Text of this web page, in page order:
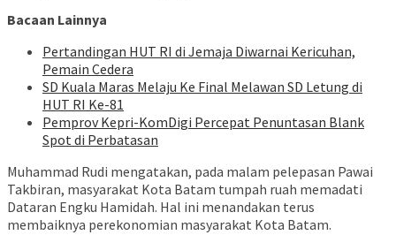
Bacaan Lainnya
Pertandingan HUT RI di Jemaja Diwarnai Kericuhan,
Pemain Cedera
SD Kuala Maras Melaju Ke Final Melawan SD Letung di
HUT RI Ke-81
Pemprov Kepri-KomDigi Percepat Penuntasan Blank
Spot di Perbatasan
Muhammad Rudi mengatakan, pada malam pelepasan Pawai
Takbiran, masyarakat Kota Batam tumpah ruah memadati
Dataran Engku Hamidah. Hal ini menandakan terus
membaiknya perekonomian masyarakat Kota Batam.